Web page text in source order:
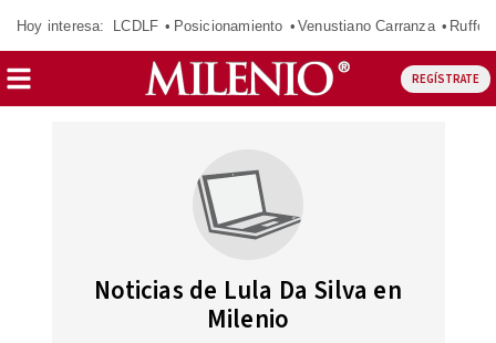
Hoy interesa: LCDLF Posicionamiento Venustiano Carranza Ruffo
REGÍSTRATE
Noticias de Lula Da Silva en
Milenio